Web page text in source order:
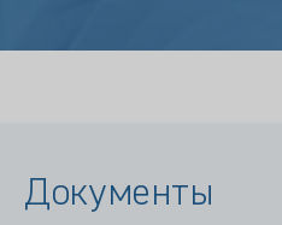
Документы